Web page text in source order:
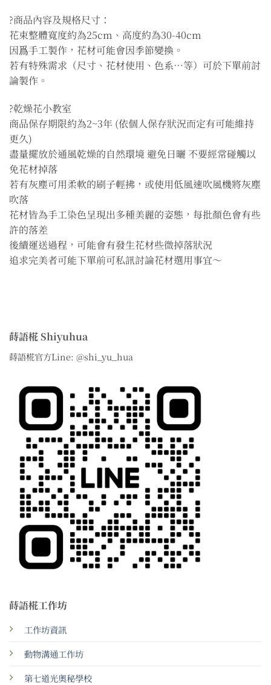
?商品內容及規格尺寸：
花束整體寬度約為25cm、高度約為30-40cm
因爲手工製作，花材可能會因季節變換。
若有特殊需求（尺寸、花材使用、色系…等）可於下單前討
論製作。
?乾燥花小教室
商品保存期限約為2~3年 (依個人保存狀況而定有可能維持
更久)
盡量擺放於通風乾燥的自然環境 避免日曬 不要經常碰觸以
免花材掉落
若有灰塵可用柔軟的刷子輕拂，或使用低風速吹風機將灰塵
吹落
花材皆為手工染色呈現出多種美麗的姿態，每批顏色會有些
許的落差
後續運送過程，可能會有發生花材些微掉落狀況
追求完美者可能下單前可私訊討論花材選用事宜～
蒔語椛 Shiyuhua
蒔語椛官方Line: @shi_yu_hua
蒔語椛工作坊
工作坊資訊
動物溝通工作坊
第七道光奧秘學校